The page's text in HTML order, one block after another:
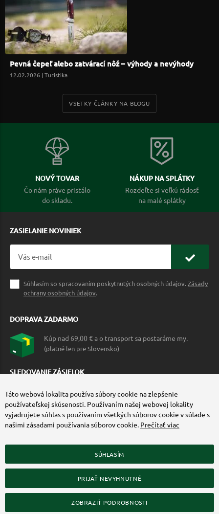
Pevná čepeľ alebo zatvárací nôž – výhody a nevýhody
12.02.2026 |Turistika
VSETKY ČLÁNKY NA BLOGU
NOVÝ TOVAR
Čo nám práve pristálo
do skladu.
NÁKUP NA SPLÁTKY
Rozdeľte si veľkú rádosť
na malé splátky
ZASIELANIE NOVINIEK
Súhlasím so spracovaním poskytnutých osobných údajov.Zásady
ochrany osobných údajov.
DOPRAVA ZADARMO
Kúp nad 69,00 € a o transport sa postaráme my.
(platné len pre Slovensko)
SLEDOVANIE ZÁSIELOK
ZÍSKAJTE VIAC O COMMANDO.SK
Upraviť nastavenia Cookies
Táto webová lokalita používa súbory cookie na zlepšenie
používateľskej skúsenosti. Používaním našej webovej lokality
vyjadrujete súhlas s používaním všetkých súborov cookie v súlade s
našimi zásadami používania súborov cookie. Prečítať viac
SÚHLASÍM
PRIJAŤ NEVYHNUTNÉ
ZOBRAZIŤ PODROBNOSTI